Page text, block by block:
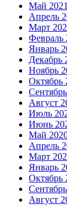
Май 2021
Апрель
Март
Февраль
Январь
Декабрь
Ноябрь
Октябрь
Август
Июль
Июнь
Май
Апрель
Март
Январь
Октябрь
Август